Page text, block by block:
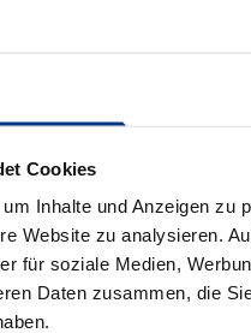
Cookies
Inhalte und Anzeigen zu
Website zu analysieren.
für soziale Medien,
Daten zusammen, die